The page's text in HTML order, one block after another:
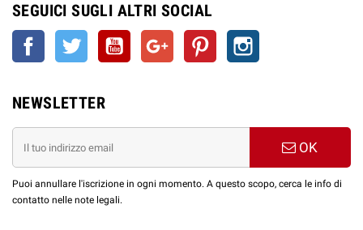
SEGUICI SUGLI ALTRI SOCIAL
Facebook Twitter YouTube Google+ Pinterest
NEWSLETTER
OK
Puoi annullare l'iscrizione in ogni momento. A questo scopo, cerca le info di
contatto nelle note legali.